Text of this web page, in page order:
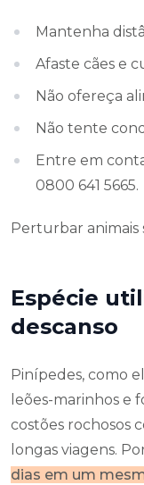
Mantenha
Afaste cães e
Não ofereça
Não tente
Entre em
0800 641 5665.
Perturbar animais
Espécie
descanso
Pinípedes, como
leões-marinhos e
costões rochosos
longas viagens.
dias em um